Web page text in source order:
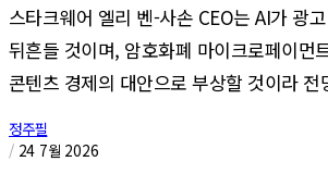
스타크웨어 엘리 벤-사손 CEO는 AI가 광
뒤흔들 것이며, 암호화폐 마이크로페이먼
콘텐츠 경제의 대안으로 부상할 것이라 전
정주필
/ 24 7월 2026